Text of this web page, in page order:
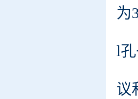
为
l
议